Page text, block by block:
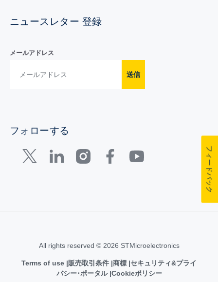
ニュースレター 登録
メールアドレス
送信
フォローする
All rights reserved © 2026 STMicroelectronics
Terms of use 販売取引条件 商標 セキュリティ&プライ
バシー･ポータル Cookieポリシー
フィードバック